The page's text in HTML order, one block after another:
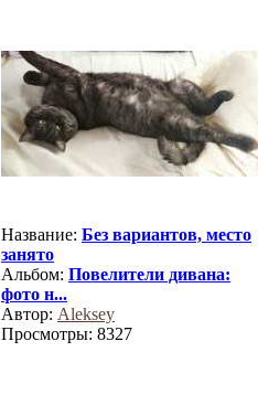
Название: Без вариантов, место
занято
Альбом: Повелители дивана:
фото н...
Автор: Aleksey
Просмотры: 8327